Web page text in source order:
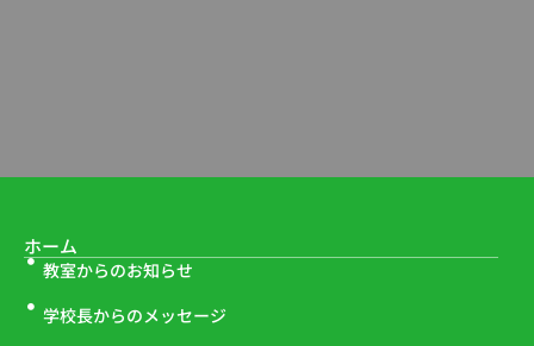
ホーム
教室からのお知らせ
学校長からのメッセージ